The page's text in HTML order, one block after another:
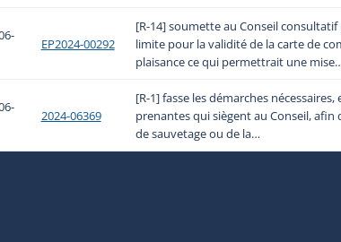
EP2024-00292
[R-14] soumette au Conseil
limite pour la validité de la carte de
plaisance ce qui permettrait une
2024-06369
[R-1] fasse les démarches
prenantes qui siègent au Conseil,
de sauvetage ou de la…